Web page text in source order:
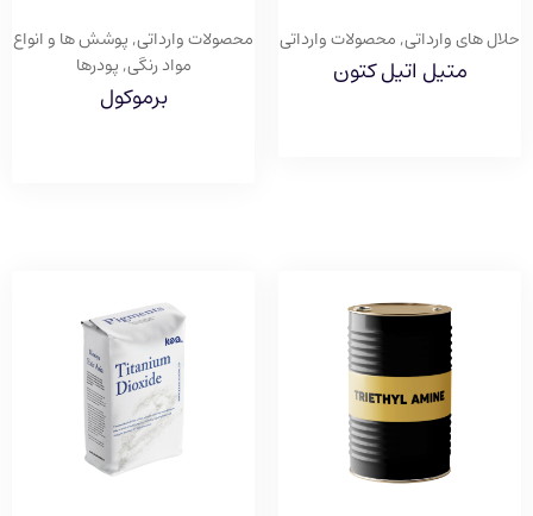
حلال های وارداتی,محصولات وارداتی
متیل اتیل کتون
محصولات وارداتی,پوشش ها و انواع
مواد رنگی,پودرها
برموکول